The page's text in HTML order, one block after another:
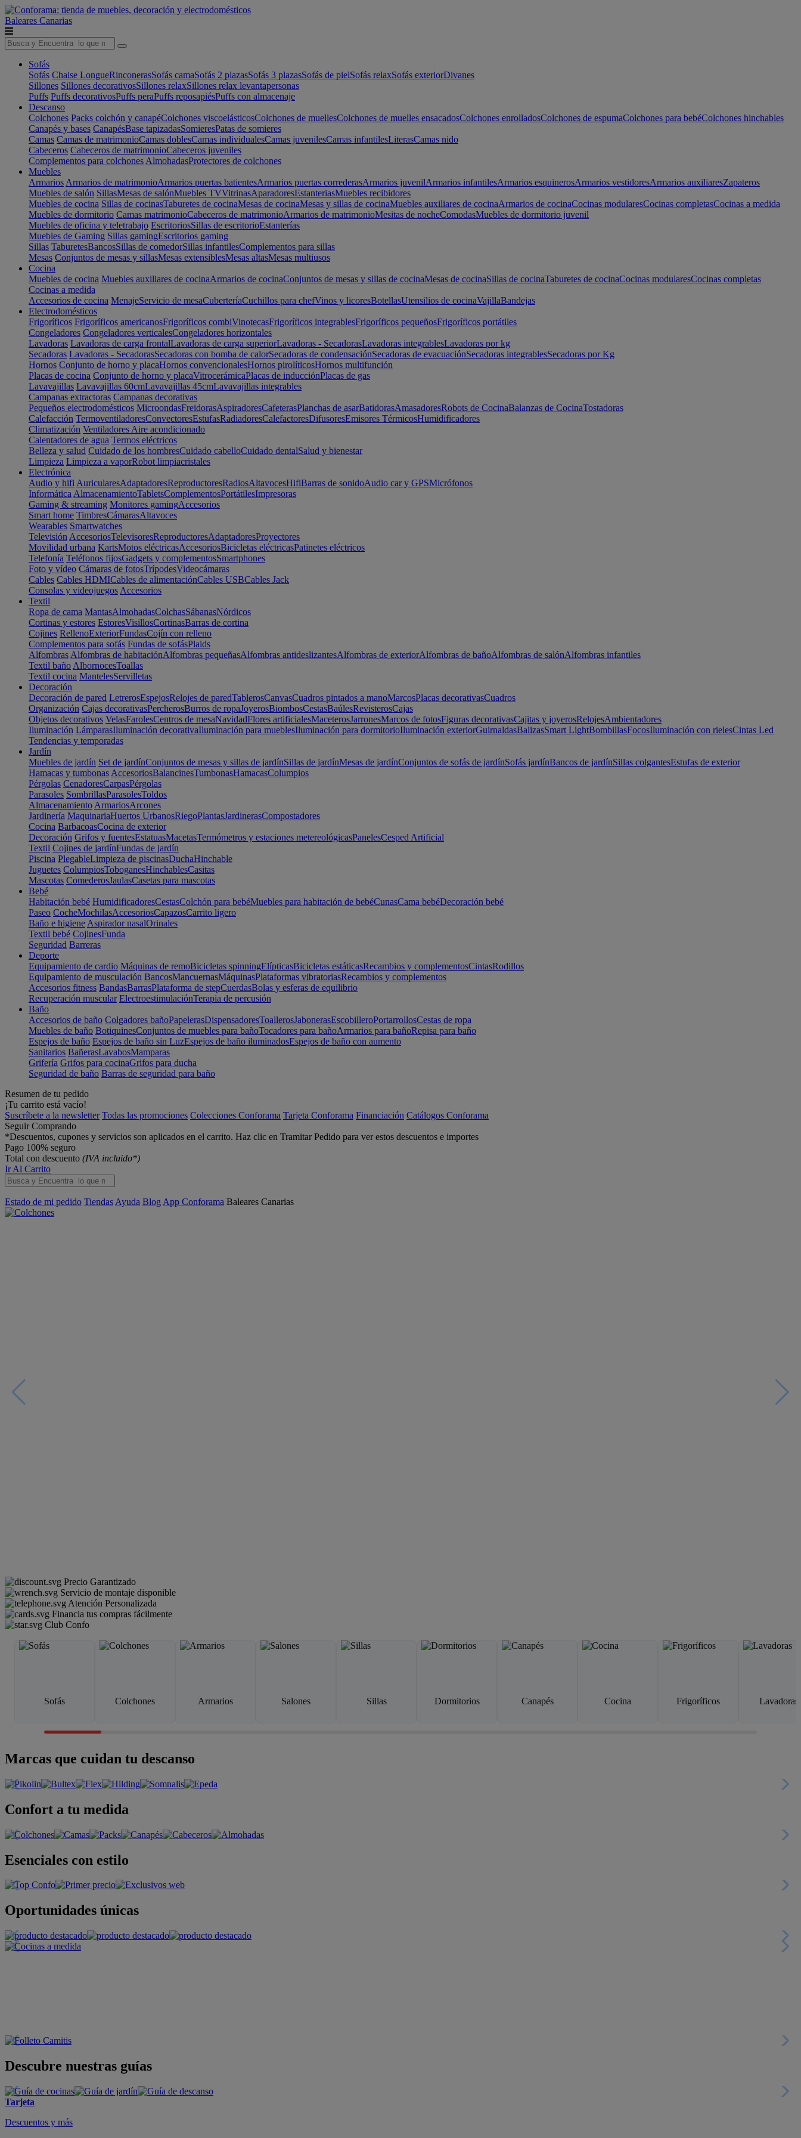
Baleares Canarias
Sofás
Sofás Chaise LongueRinconerasSofás camaSofás 2 plazasSofás 3 plazasSofás de pielSofás relaxSofás exteriorDivanes
Sillones Sillones decorativosSillones relaxSillones relax levantapersonas
Puffs Puffs decorativosPuffs peraPuffs reposapiésPuffs con almacenaje
Descanso
Colchones Packs colchón y canapéColchones viscoelásticosColchones de muellesColchones de muelles ensacadosColchones enrolladosColchones de espumaColchones para bebéColchones hinchables
Canapés y bases CanapésBase tapizadasSomieresPatas de somieres
Camas Camas de matrimonioCamas doblesCamas individualesCamas juvenilesCamas infantilesLiterasCamas nido
Cabeceros Cabeceros de matrimonioCabeceros juveniles
Complementos para colchones AlmohadasProtectores de colchones
Muebles
Armarios Armarios de matrimonioArmarios puertas batientesArmarios puertas correderasArmarios juvenilArmarios infantilesArmarios esquinerosArmarios vestidoresArmarios auxiliaresZapateros
Muebles de salón SillasMesas de salónMuebles TVVitrinasAparadoresEstanteriasMuebles recibidores
Muebles de cocina Sillas de cocinasTaburetes de cocinaMesas de cocinaMesas y sillas de cocinaMuebles auxiliares de cocinaArmarios de cocinaCocinas modularesCocinas completasCocinas a medida
Muebles de dormitorio Camas matrimonioCabeceros de matrimonioArmarios de matrimonioMesitas de nocheComodasMuebles de dormitorio juvenil
Muebles de oficina y teletrabajo EscritoriosSillas de escritorioEstanterías
Muebles de Gaming Sillas gamingEscritorios gaming
Sillas TaburetesBancosSillas de comedorSillas infantilesComplementos para sillas
Mesas Conjuntos de mesas y sillasMesas extensiblesMesas altasMesas multiusos
Cocina
Muebles de cocina Muebles auxiliares de cocinaArmarios de cocinaConjuntos de mesas y sillas de cocinaMesas de cocinaSillas de cocinaTaburetes de cocinaCocinas modularesCocinas completas
Cocinas a medida
Accesorios de cocina MenajeServicio de mesaCuberteríaCuchillos para chefVinos y licoresBotellasUtensilios de cocinaVajillaBandejas
Electrodomésticos
Frigoríficos Frigoríficos americanosFrigoríficos combiVinotecasFrigoríficos integrablesFrigoríficos pequeñosFrigoríficos portátiles
Congeladores Congeladores verticalesCongeladores horizontales
Lavadoras Lavadoras de carga frontalLavadoras de carga superiorLavadoras - SecadorasLavadoras integrablesLavadoras por kg
Secadoras Lavadoras - SecadorasSecadoras con bomba de calorSecadoras de condensaciónSecadoras de evacuaciónSecadoras integrablesSecadoras por Kg
Hornos Conjunto de horno y placaHornos convencionalesHornos pirolíticosHornos multifunción
Placas de cocina Conjunto de horno y placaVitrocerámicaPlacas de inducciónPlacas de gas
Lavavajillas Lavavajillas 60cmLavavajillas 45cmLavavajillas integrables
Campanas extractoras Campanas decorativas
Pequeños electrodomésticos MicroondasFreidorasAspiradoresCafeterasPlanchas de asarBatidorasAmasadoresRobots de CocinaBalanzas de CocinaTostadoras
Calefacción TermoventiladoresConvectoresEstufasRadiadoresCalefactoresDifusoresEmisores TérmicosHumidificadores
Climatización Ventiladores Aire acondicionado
Calentadores de agua Termos eléctricos
Belleza y salud Cuidado de los hombresCuidado cabelloCuidado dentalSalud y bienestar
Limpieza Limpieza a vaporRobot limpiacristales
Electrónica
Audio y hifi AuricularesAdaptadoresReproductoresRadiosAltavocesHifiBarras de sonidoAudio car y GPSMicrófonos
Informática AlmacenamientoTabletsComplementosPortátilesImpresoras
Gaming & streaming Monitores gamingAccesorios
Smart home TimbresCámarasAltavoces
Wearables Smartwatches
Televisión AccesoriosTelevisoresReproductoresAdaptadoresProyectores
Movilidad urbana KartsMotos eléctricasAccesoriosBicicletas eléctricasPatinetes eléctricos
Telefonía Teléfonos fijosGadgets y complementosSmartphones
Foto y vídeo Cámaras de fotosTrípodesVideocámaras
Cables Cables HDMICables de alimentaciónCables USBCables Jack
Consolas y videojuegos Accesorios
Textil
Ropa de cama MantasAlmohadasColchasSábanasNórdicos
Cortinas y estores EstoresVisillosCortinasBarras de cortina
Cojines RellenoExteriorFundasCojín con relleno
Complementos para sofás Fundas de sofásPlaids
Alfombras Alfombras de habitaciónAlfombras pequeñasAlfombras antideslizantesAlfombras de exteriorAlfombras de bañoAlfombras de salónAlfombras infantiles
Textil baño AlbornocesToallas
Textil cocina MantelesServilletas
Decoración
Decoración de pared LetrerosEspejosRelojes de paredTablerosCanvasCuadros pintados a manoMarcosPlacas decorativasCuadros
Organización Cajas decorativasPercherosBurros de ropaJoyerosBiombosCestasBaúlesRevisterosCajas
Objetos decorativos VelasFarolesCentros de mesaNavidadFlores artificialesMaceterosJarronesMarcos de fotosFiguras decorativasCajitas y joyerosRelojesAmbientadores
Iluminación LámparasIluminación decorativaIluminación para mueblesIluminación para dormitorioIluminación exteriorGuirnaldasBalizasSmart LightBombillasFocosIluminación con rielesCintas Led
Tendencias y temporadas
Jardín
Muebles de jardín Set de jardínConjuntos de mesas y sillas de jardínSillas de jardínMesas de jardínConjuntos de sofás de jardínSofás jardínBancos de jardínSillas colgantesEstufas de exterior
Hamacas y tumbonas AccesoriosBalancinesTumbonasHamacasColumpios
Pérgolas CenadoresCarpasPérgolas
Parasoles SombrillasParasolesToldos
Almacenamiento ArmariosArcones
Jardinería MaquinariaHuertos UrbanosRiegoPlantasJardinerasCompostadores
Cocina BarbacoasCocina de exterior
Decoración Grifos y fuentesEstatuasMacetasTermómetros y estaciones metereológicasPanelesCesped Artificial
Textil Cojines de jardínFundas de jardín
Piscina PlegableLimpieza de piscinasDuchaHinchable
Juguetes ColumpiosToboganesHinchablesCasitas
Mascotas ComederosJaulasCasetas para mascotas
Bebé
Habitación bebé HumidificadoresCestasColchón para bebéMuebles para habitación de bebéCunasCama bebéDecoración bebé
Paseo CocheMochilasAccesoriosCapazosCarrito ligero
Baño e higiene Aspirador nasalOrinales
Textil bebé CojinesFunda
Seguridad Barreras
Deporte
Equipamiento de cardio Máquinas de remoBicicletas spinningElípticasBicicletas estáticasRecambios y complementosCintasRodillos
Equipamiento de musculación BancosMancuernasMáquinasPlataformas vibratoriasRecambios y complementos
Accesorios fitness BandasBarrasPlataforma de stepCuerdasBolas y esferas de equilibrio
Recuperación muscular ElectroestimulaciónTerapia de percusión
Baño
Accesorios de baño Colgadores bañoPapelerasDispensadoresToallerosJabonerasEscobilleroPortarrollosCestas de ropa
Muebles de baño BotiquinesConjuntos de muebles para bañoTocadores para bañoArmarios para bañoRepisa para baño
Espejos de baño Espejos de baño sin LuzEspejos de baño iluminadosEspejos de baño con aumento
Sanitarios BañerasLavabosMamparas
Grifería Grifos para cocinaGrifos para ducha
Seguridad de baño Barras de seguridad para baño
Resumen de tu pedido
¡Tu carrito está vacío!
Suscríbete a la newsletter Todas las promociones Colecciones Conforama Tarjeta Conforama Financiación Catálogos Conforama
Seguir Comprando
*Descuentos, cupones y servicios son aplicados en el carrito. Haz clic en Tramitar Pedido para ver estos descuentos e importes
Pago 100% seguro
Total con descuento (IVA incluido*)
Ir Al Carrito
Estado de mi pedido Tiendas Ayuda Blog App Conforama Baleares Canarias
Precio Garantizado
Servicio de montaje disponible
Atención Personalizada
Financia tus compras fácilmente
Club Confo
Sofás Colchones Armarios Salones Sillas Dormitorios Canapés Cocina Frigoríficos Lavadoras
Marcas que cuidan tu descanso
Confort a tu medida
Esenciales con estilo
Oportunidades únicas
Descubre nuestras guías
Tarjeta
Descuentos y más